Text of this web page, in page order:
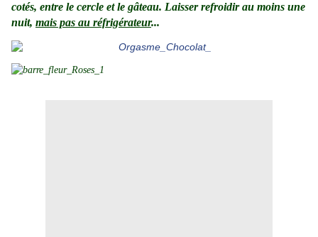
cotés, entre le cercle et le gâteau. Laisser refroidir au moins une
nuit, mais pas au réfrigérateur...